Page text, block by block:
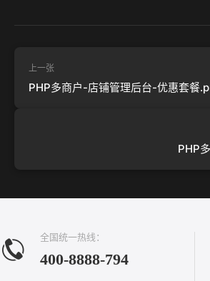
上一张
PHP多商户-店铺管理后台-优惠套餐
PHP
全国统一热线：
400-8888-794